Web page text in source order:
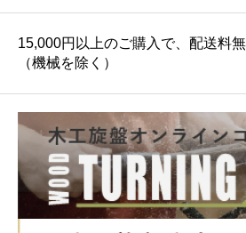
15,000円以上のご購入で、配送料
（機械を除く）